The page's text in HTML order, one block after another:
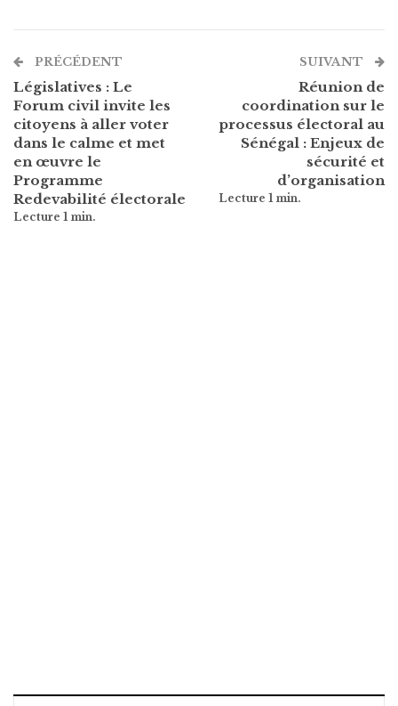
PRÉCÉDENT
Législatives : Le
Forum civil invite les
citoyens à aller voter
dans le calme et met
en œuvre le
Programme
Redevabilité électorale
SUIVANT
Réunion de
coordination sur le
processus électoral au
Sénégal : Enjeux de
sécurité et
d’organisation